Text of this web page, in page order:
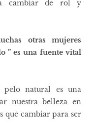
cambiar de rol y
otras mujeres
” es una fuente vital
pelo natural es una
nuestra belleza en
que cambiar para ser